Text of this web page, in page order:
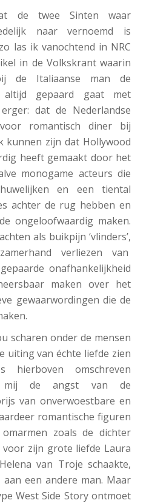
de twee Sinten waar
naar vernoemd is
las ik vanochtend in NRC
in de Volkskrant waarin
de Italiaanse man de
altijd gepaard gaat met
dat de Nederlandse
romantisch diner bij
kunnen zijn dat Hollywood
heeft gemaakt door het
monogame acteurs die
en een tiental
achter de rug hebben en
ongeloofwaardig maken.
als buikpijn ‘vlinders’,
verliezen van
onafhankelijkheid
maken over het
gewaarwordingen die de
scharen onder de mensen
uiting van échte liefde zien
hierboven omschreven
mij de angst van de
van onverwoestbare en
romantische figuren
zoals de dichter
zijn grote liefde Laura
van Troje schaakte,
een andere man. Maar
West Side Story ontmoet